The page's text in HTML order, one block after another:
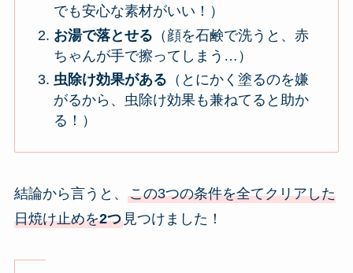
でも安心な素材がいい！）
お湯で落とせる （顔を石鹸で洗うと、赤
ちゃんが手で擦ってしまう…）
虫除け効果がある （とにかく塗るのを嫌
がるから、虫除け効果も兼ねてると助か
る！）
結論から言うと、 この3つの条件を全てクリアした
日焼け止めを2つ見つけました！